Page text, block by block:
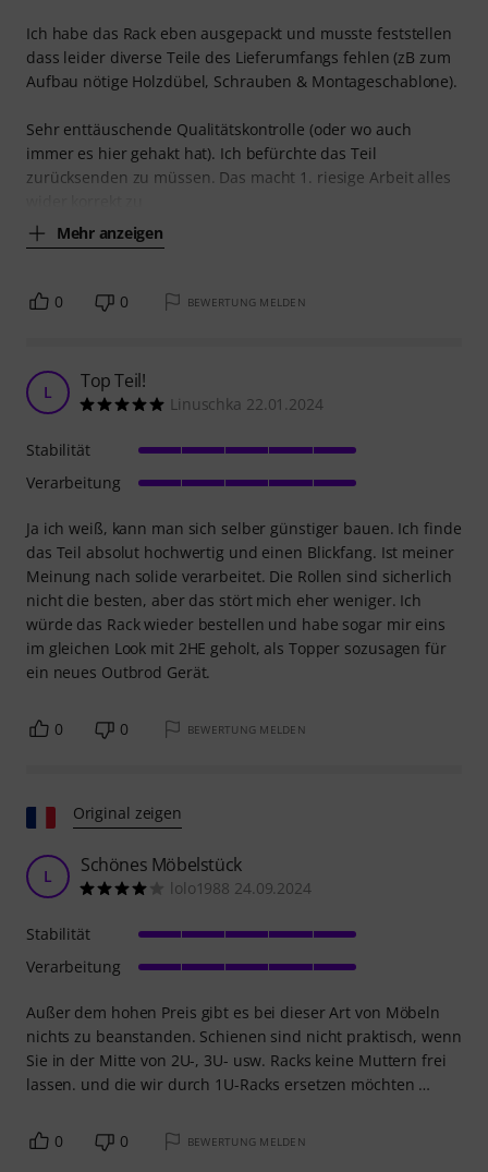
Ich habe das Rack eben ausgepackt und musste feststellen
dass leider diverse Teile des Lieferumfangs fehlen (zB zum
Aufbau nötige Holzdübel, Schrauben & Montageschablone).
Sehr enttäuschende Qualitätskontrolle (oder wo auch
immer es hier gehakt hat). Ich befürchte das Teil
zurücksenden zu müssen. Das macht 1. riesige Arbeit alles
Mehr anzeigen
0 0 BEWERTUNG MELDEN
L Top Teil!
Linuschka 22.01.2024
Ja ich weiß, kann man sich selber günstiger bauen. Ich finde
das Teil absolut hochwertig und einen Blickfang. Ist meiner
Meinung nach solide verarbeitet. Die Rollen sind sicherlich
nicht die besten, aber das stört mich eher weniger. Ich
würde das Rack wieder bestellen und habe sogar mir eins
im gleichen Look mit 2HE geholt, als Topper sozusagen für
ein neues Outbrod Gerät.
Stabilität
Verarbeitung
0 0 BEWERTUNG MELDEN
Original zeigen
L Schönes Möbelstück
lolo1988 24.09.2024
Außer dem hohen Preis gibt es bei dieser Art von Möbeln
nichts zu beanstanden. Schienen sind nicht praktisch, wenn
Sie in der Mitte von 2U-, 3U- usw. Racks keine Muttern frei
lassen. und die wir durch 1U-Racks ersetzen möchten …
Stabilität
Verarbeitung
0 0 BEWERTUNG MELDEN